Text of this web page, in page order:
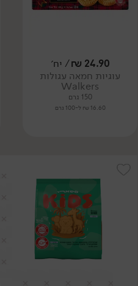
24.90
₪/ יח׳
עוגיות חמאה עגולות
Walkers
150 גרם
16.60 ₪ ל-100 גרם